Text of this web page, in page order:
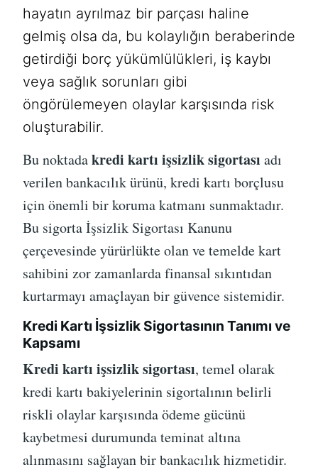
hayatın ayrılmaz bir parçası haline
gelmiş olsa da, bu kolaylığın beraberinde
getirdiği borç yükümlülükleri, iş kaybı
veya sağlık sorunları gibi
öngörülemeyen olaylar karşısında risk
oluşturabilir.
Bu noktadakredi kartı işsizlik sigortası adı
verilen bankacılık ürünü, kredi kartı borçlusu
için önemli bir koruma katmanı sunmaktadır.
Bu sigorta İşsizlik Sigortası Kanunu
çerçevesinde yürürlükte olan ve temelde kart
sahibini zor zamanlarda finansal sıkıntıdan
kurtarmayı amaçlayan bir güvence sistemidir.
Kredi Kartı İşsizlik Sigortasının Tanımı ve
Kapsamı
Kredi kartı işsizlik sigortası, temel olarak
kredi kartı bakiyelerinin sigortalının belirli
riskli olaylar karşısında ödeme gücünü
kaybetmesi durumunda teminat altına
alınmasını sağlayan bir bankacılık hizmetidir.